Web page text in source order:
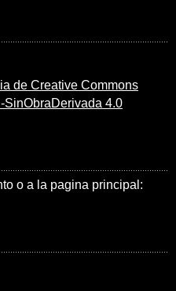
de Creative Commons
SinObraDerivada 4.0
o a la pagina principal: